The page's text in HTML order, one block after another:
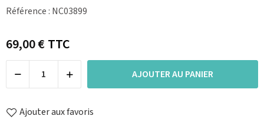
Référence : NC03899
69,00 €TTC
AJOUTER AU PANIER
Ajouter aux favoris